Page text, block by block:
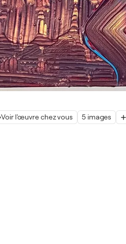
Voir l'œuvre chez vous 5 images